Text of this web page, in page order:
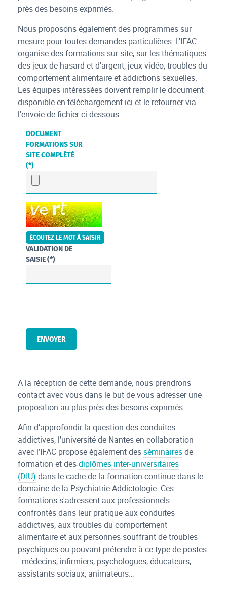
près des besoins exprimés.
Nous proposons également des programmes sur
mesure pour toutes demandes particulières. L'IFAC
organise des formations sur site, sur les thématiques
des jeux de hasard et d'argent, jeux vidéo, troubles du
comportement alimentaire et addictions sexuelles.
Les équipes intéressées doivent remplir le document
disponible en téléchargement ici et le retourner via
l'envoie de fichier ci-dessous :
DOCUMENT
FORMATIONS SUR
SITE COMPLÉTÉ
(*)
CHAMP POUR LES ROBOTS. SI VOUS ÊTES HUMAINS, MERCI DE
ÉCOUTEZ LE MOT À SAISIR
VALIDATION DE
SAISIE (*)
A la réception de cette demande, nous prendrons
contact avec vous dans le but de vous adresser une
proposition au plus près des besoins exprimés.
Afin d’approfondir la question des conduites
addictives, l’université de Nantes en collaboration
avec l’IFAC propose également desséminairesde
formation et desdiplômes inter-universitaires
(DIU) dans le cadre de la formation continue dans le
domaine de la Psychiatrie-Addictologie. Ces
formations s'adressent aux professionnels
confrontés dans leur pratique aux conduites
addictives, aux troubles du comportement
alimentaire et aux personnes souffrant de troubles
psychiques ou pouvant prétendre à ce type de postes
: médecins, infirmiers, psychologues, éducateurs,
assistants sociaux, animateurs…